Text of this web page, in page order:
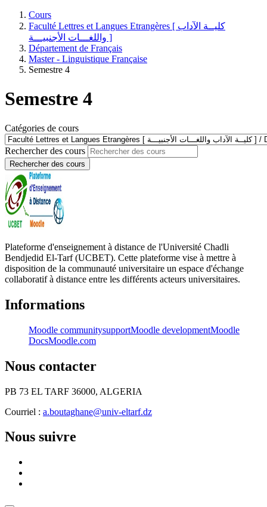
Cours
Faculté Lettres et Langues Etrangères [ كليــة الآداب
واللغـــات الأجنبيـــة ]
Département de Français
Master - Linguistique Française
Semestre 4
Semestre 4
Catégories de cours
Rechercher des cours
Rechercher des cours
Plateforme d'enseignement à distance de l'Université Chadli
Bendjedid El-Tarf (UCBET). Cette plateforme vise à mettre à
disposition de la communauté universitaire un espace d'échange
collaboratif à distance entre les différents acteurs universitaires.
Informations
Moodle communitysupportMoodle developmentMoodle
DocsMoodle.com
Nous contacter
PB 73 EL TARF 36000, ALGERIA
Courriel : a.boutaghane@univ-eltarf.dz
Nous suivre